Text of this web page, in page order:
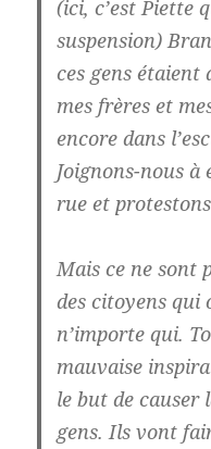
(ici, c’est Piette
suspension)
ces gens étaient
mes frères et
encore dans
Joignons-nous à
rue et
Mais ce ne sont
des citoyens qui
n’importe qui.
mauvaise
le but de causer
gens. Ils vont